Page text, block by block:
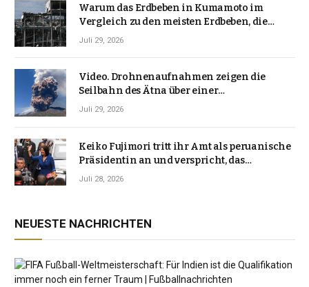
Warum das Erdbeben in Kumamoto im
Vergleich zu den meisten Erdbeben, die
Japan erschütterten, ungewöhnlich ist
Juli 29, 2026
Video. Drohnenaufnahmen zeigen die
Seilbahn des Ätna über einer
Vulkanlandschaft
Juli 29, 2026
Keiko Fujimori tritt ihr Amt als peruanische
Präsidentin an und verspricht, das
Jahrzehnt der Instabilität zu beenden
Juli 28, 2026
NEUESTE NACHRICHTEN